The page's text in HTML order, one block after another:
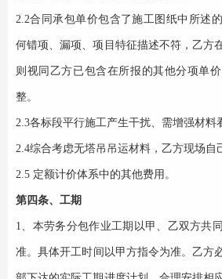
2.2合同承包单价包含了施工图纸中所述
何错项、漏项、项目特征描述不符，乙方
则视同乙方已包含在所报的其他分项单
整。
2.3各标段平行施工产生干扰、需增强材料
2.4综合考虑无塔吊吊运材料，乙方现场自
2.5 定额计价体系中的其他费用。
第四条、工期
1、 本劳务分包作业工期 以甲、乙双方共
准。具体开工时间以甲方指令为准。乙方